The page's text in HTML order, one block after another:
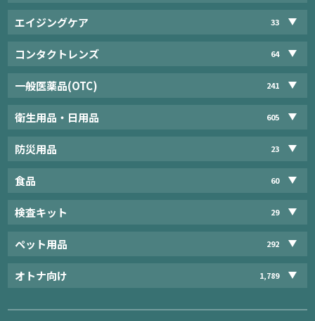
エイジングケア 33
コンタクトレンズ 64
一般医薬品(OTC) 241
衛生用品・日用品 605
防災用品 23
食品 60
検査キット 29
ペット用品 292
オトナ向け 1,789